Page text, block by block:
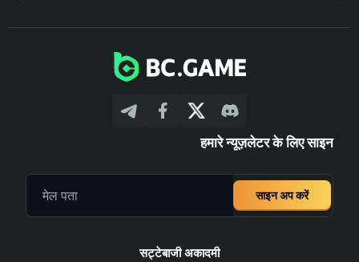
हमारे न्यूज़लेटर के लिए साइन
साइन अप करें
सट्टेबाजी अकादमी